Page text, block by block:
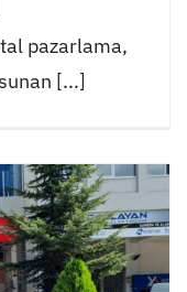
pazarlama,
[...]